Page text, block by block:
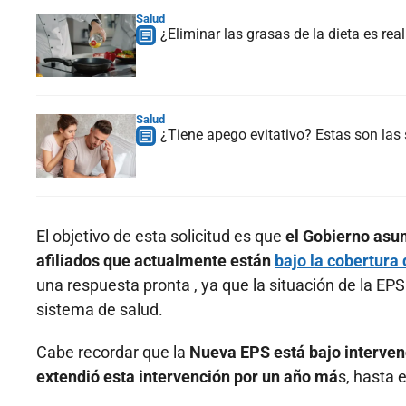
Salud
¿Eliminar las grasas de la dieta es
Salud
¿Tiene apego evitativo? Estas son
El objetivo de esta solicitud es que el Gobierno
afiliados que actualmente están bajo la cobertura
una respuesta pronta , ya que la situación de la
sistema de salud.
Cabe recordar que la Nueva EPS está bajo
extendió esta intervención por un año más, hasta